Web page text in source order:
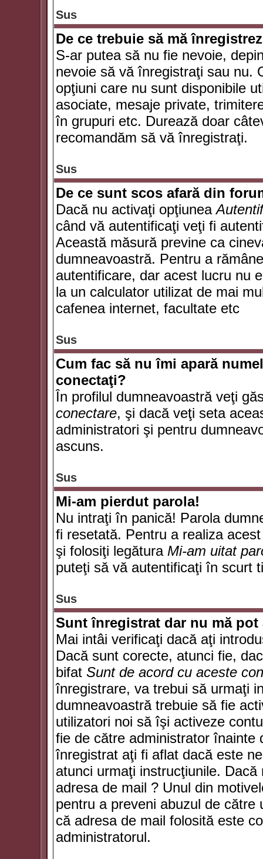
Sus
De ce trebuie să mă
S-ar putea să nu fie nevoie,
nevoie să vă înregistraţi sau nu.
opţiuni care nu sunt disponibile
asociate, mesaje private,
în grupuri etc. Durează doar
recomandăm să vă înregistraţi.
Sus
De ce sunt scos afară din
Dacă nu activaţi opţiunea
când vă autentificaţi veţi fi
Această măsură previne ca
dumneavoastră. Pentru a
autentificare, dar acest lucru nu
la un calculator utilizat de mai
cafenea internet, facultate etc
Sus
Cum fac să nu îmi apară
conectaţi?
În profilul dumneavoastră veţi
conectare, şi dacă veţi seta
administratori şi pentru
ascuns.
Sus
Mi-am pierdut parola!
Nu intraţi în panică! Parola
fi resetată. Pentru a realiza
şi folosiţi legătura Mi-am uitat
puteţi să vă autentificaţi în scurt
Sus
Sunt înregistrat dar nu mă
Mai intâi verificaţi dacă aţi
Dacă sunt corecte, atunci fie,
bifat Sunt de acord cu aceste
înregistrare, va trebui să urmaţi
dumneavoastră trebuie să fie
utilizatori noi să îşi activeze
fie de către administrator înainte
înregistrat aţi fi aflat dacă este
atunci urmaţi instrucţiunile.
adresa de mail ? Unul din
pentru a preveni abuzul de către
că adresa de mail folosită este
administratorul.